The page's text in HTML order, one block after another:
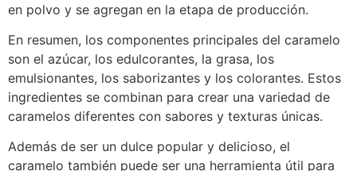
en polvo y se agregan en la etapa de producción.
En resumen, los componentes principales del caramelo
son el azúcar, los edulcorantes, la grasa, los
emulsionantes, los saborizantes y los colorantes. Estos
ingredientes se combinan para crear una variedad de
caramelos diferentes con sabores y texturas únicas.
Además de ser un dulce popular y delicioso, el
caramelo también puede ser una herramienta útil para